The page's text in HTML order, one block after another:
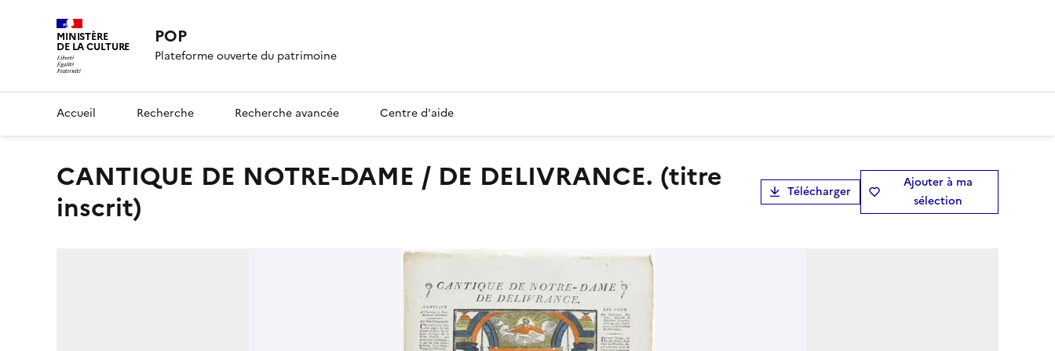
MINISTÈRE
DE LA CULTURE POP
Plateforme ouverte du patrimoine
Accueil Recherche Recherche avancée Centre d'aide
CANTIQUE DE NOTRE-DAME / DE DELIVRANCE. (titre
inscrit)
Télécharger
Ajouter à ma
sélection